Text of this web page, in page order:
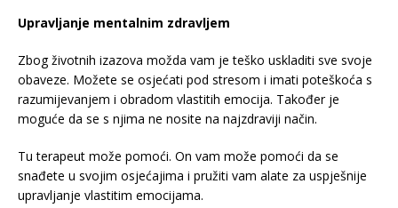
Upravljanje mentalnim zdravljem
Zbog životnih izazova možda vam je teško uskladiti sve svoje
obaveze. Možete se osjećati pod stresom i imati poteškoća s
razumijevanjem i obradom vlastitih emocija. Također je
moguće da se s njima ne nosite na najzdraviji način.
Tu terapeut može pomoći. On vam može pomoći da se
snađete u svojim osjećajima i pružiti vam alate za uspješnije
upravljanje vlastitim emocijama.